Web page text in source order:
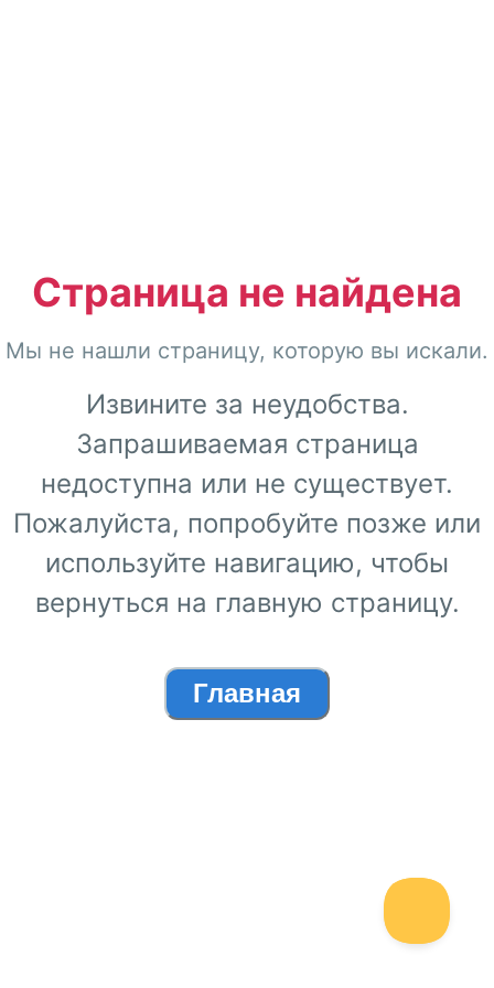
Страница не найдена
Мы не нашли страницу, которую вы искали.
Извините за неудобства.
Запрашиваемая страница
недоступна или не существует.
Пожалуйста, попробуйте позже или
используйте навигацию, чтобы
вернуться на главную страницу.
Главная